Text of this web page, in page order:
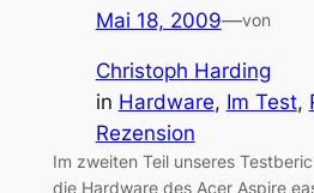
Mai 18, 2009—von
Christoph Harding
in Hardware, Im Test,
Rezension
Im zweiten Teil unseres
die Hardware des Acer Aspire